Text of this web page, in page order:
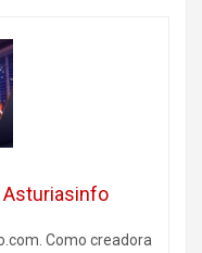
Asturiasinfo
Como creadora